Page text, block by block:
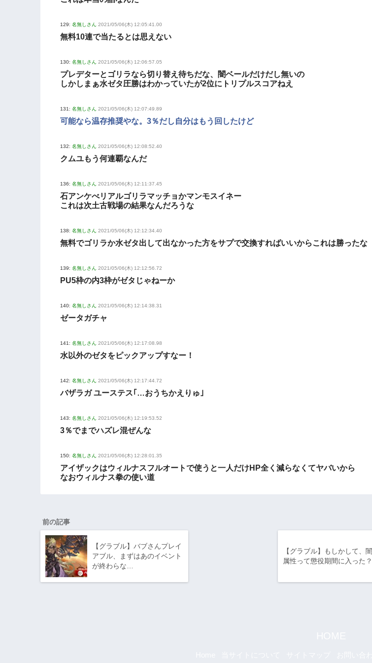
129: 名無しさん 2021/05/06(木) 12:05:41.00
無料10連で当たるとは思えない
130: 名無しさん 2021/05/06(木) 12:06:57.05
プレデターとゴリラなら切り替え待ちだな、闇ベールだけだし無いの
しかしまぁ水ゼタ圧勝はわかっていたが2位にトリプルスコアねえ
131: 名無しさん 2021/05/06(木) 12:07:49.89
可能なら温存推奨やな。3％だし自分はもう回したけど
132: 名無しさん 2021/05/06(木) 12:08:52.40
クムユもう何連覇なんだ
136: 名無しさん 2021/05/06(木) 12:11:37.45
石アンケべリアルゴリラマッチョかマンモスイネー
これは次土古戦場の結果なんだろうな
138: 名無しさん 2021/05/06(木) 12:12:34.40
無料でゴリラか水ゼタ出して出なかった方をサプで交換すればいいからこれは勝ったな
139: 名無しさん 2021/05/06(木) 12:12:56.72
PU5枠の内3枠がゼタじゃねーか
140: 名無しさん 2021/05/06(木) 12:14:38.31
ゼータガチャ
141: 名無しさん 2021/05/06(木) 12:17:08.98
水以外のゼタをピックアップすなー！
142: 名無しさん 2021/05/06(木) 12:17:44.72
バザラガ ユーステス｢…おうちかえりゅ｣
143: 名無しさん 2021/05/06(木) 12:19:53.52
3％でまでハズレ混ぜんな
150: 名無しさん 2021/05/06(木) 12:28:01.35
アイザックはウィルナスフルオートで使うと一人だけHP全く減らなくてヤバいから
なおウィルナス拳の使い道
前の記事
【グラブル】バブさんプレイ
アブル、まずはあのイベント
が終わらな…
【グラブル】もしかして、闇
属性って懲役期間に入った？